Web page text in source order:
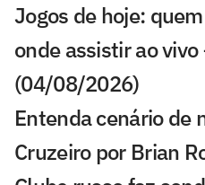
Jogos de hoje:
onde assistir ao
(04/08/2026)
Entenda cenário de
Cruzeiro por Brian